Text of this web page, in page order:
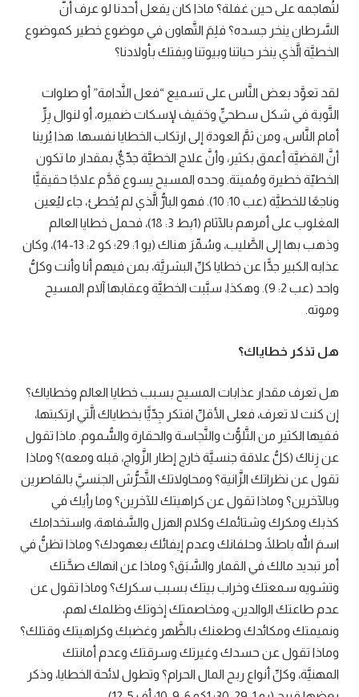
لتُهاجمه على حين غفلة؟ ماذا كان يفعل أحدنا لو عرف أنَّ
السَّرطان ينخر جسده؟ فلِمَ التَّهاون في موضوع خطير كموضوع
الخطيَّة الَّذي ينخر حياتنا وبيوتنا ويفتك بأولادنا؟
لقد تعوَّد بعض النَّاس على تسميع “فعل النَّدامة” أو صلوات
التَّوبة في شكل سطحيٍّ وخفيف لإسكات ضميره، أو لنوال بِرٍّ
أمام النَّاس، ومن ثمَّ العودة إلى ارتكاب الخطايا نفسها. هذا يُرينا
أنَّ القضيَّة أعمق بكثير، وأنَّ علاج الخطيَّة جدِّيٌّ بمقدار ما تكون
الخطيّة خطيرة ومُميتة. وحده المسيح يسوع قدَّم علاجًا حقيقيًّا
وناجعًا للخطيَّة (عب 10: 10). فهو البارُّ الَّذي لم يُخطئ، جاء ليُعين
المغلوب على أمرهم بالآثام (1بط 3: 18)، فحمل خطايا العالم
وذهب بها إلى الصَّليب، وسُمِّرَ هناك (يو 1: 29؛ كو 2: 13-14)، وكان
عذابه الكبير جدًّا عن خطايا كلِّ البشريَّة، بمن فيهم أنا وأنت وكلُّ
واحد (عب 2: 9). وهكذا، سبَّبت الخطيَّة وعقابها آلام المسيح
وموته.
هل تذكر خطاياك؟
هل تعرف مقدار عذابات المسيح بسبب خطايا العالم وخطاياك؟
إن كنت لا تعرف، فعلى الأقلِّ افتكر جِدّيًّا بخطاياك الَّتي ارتكبتها،
ففيها الكثير من التَّلوُّث والنَّجاسة والحقارة والسُّموم. ماذا تقول
عن زِناك (كلُّ علاقة جنسيَّة خارج إطار الزَّواج، قبله ومعه)؟ وماذا
تقول عن نظراتك الزَّانية؟ ومحاولاتك التَّحرُّش الجنسيَّ بالقاصرين
وبالآخرين؟ وماذا تقول عن كراهيتك للآخرين؟ وما رأيك في
كذبك ومكرك وشتائمك وكلام الهزل والسَّفاهة، واستخدامك
اسمَ الله باطلًا، وحلفانك وعدم إيفائك بعهودك؟ وماذا تظنُّ في
أمر تبديد مالك في القمار والسَّبَق؟ وماذا عن انهاك صحَّتك
وتشويه سمعتك وخراب بيتك بسبب سكرك؟ وماذا تقول عن
عدم طاعتك الوالدين، ومخاصمتك إخوتك وظلمك لهم،
ونميمتك ومكائدك وطعنك بالظَّهر وغضبك وكراهيتك وقتلك؟
وماذا تقول عن حسدك وغيرتك وسرقتك وعدم أمانتك
المهنيَّة، وكلِّ أنواع ربح المال الحرام؟ وتطول لائحة الخطايا، وذكر